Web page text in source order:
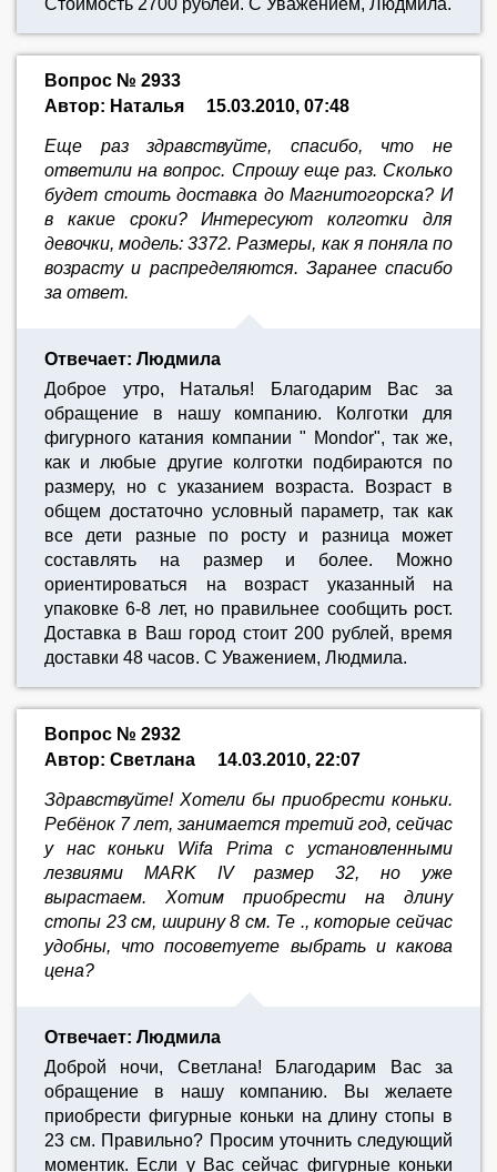
Стоимость 2700 рублей. С Уважением, Людмила.
Вопрос № 2933
Автор: Наталья
15.03.2010, 07:48
Еще раз здравствуйте, спасибо, что не
ответили на вопрос. Спрошу еще раз. Сколько
будет стоить доставка до Магнитогорска? И
в какие сроки? Интересуют колготки для
девочки, модель: 3372. Размеры, как я поняла по
возрасту и распределяются. Заранее спасибо
за ответ.
Отвечает: Людмила
Доброе утро, Наталья! Благодарим Вас за
обращение в нашу компанию. Колготки для
фигурного катания компании " Mondor", так же,
как и любые другие колготки подбираются по
размеру, но с указанием возраста. Возраст в
общем достаточно условный параметр, так как
все дети разные по росту и разница может
составлять на размер и более. Можно
ориентироваться на возраст указанный на
упаковке 6-8 лет, но правильнее сообщить рост.
Доставка в Ваш город стоит 200 рублей, время
доставки 48 часов. С Уважением, Людмила.
Вопрос № 2932
Автор: Светлана
14.03.2010, 22:07
Здравствуйте! Хотели бы приобрести коньки.
Ребёнок 7 лет, занимается третий год, сейчас
у нас коньки Wifa Prima с установленными
лезвиями MARK IV размер 32, но уже
вырастаем. Хотим приобрести на длину
стопы 23 см, ширину 8 см. Те ., которые сейчас
удобны, что посоветуете выбрать и какова
цена?
Отвечает: Людмила
Доброй ночи, Светлана! Благодарим Вас за
обращение в нашу компанию. Вы желаете
приобрести фигурные коньки на длину стопы в
23 см. Правильно? Просим уточнить следующий
моментик. Если у Вас сейчас фигурные коньки